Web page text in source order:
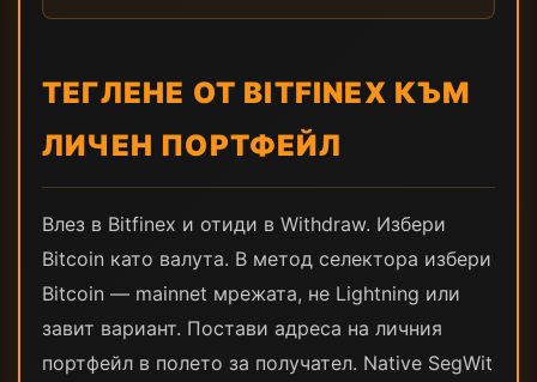
ТЕГЛЕНЕ ОТ BITFINEX КЪМ
ЛИЧЕН ПОРТФЕЙЛ
Влез в Bitfinex и отиди в Withdraw. Избери
Bitcoin като валута. В метод селектора избери
Bitcoin — mainnet мрежата, не Lightning или
завит вариант. Постави адреса на личния
портфейл в полето за получател. Native SegWit